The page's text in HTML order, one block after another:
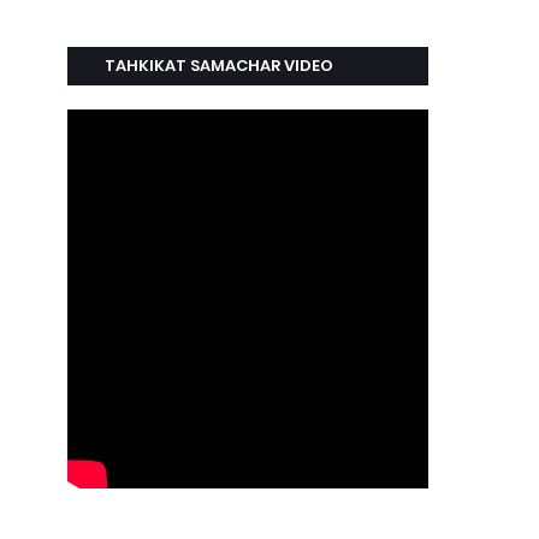
TAHKIKAT SAMACHAR VIDEO